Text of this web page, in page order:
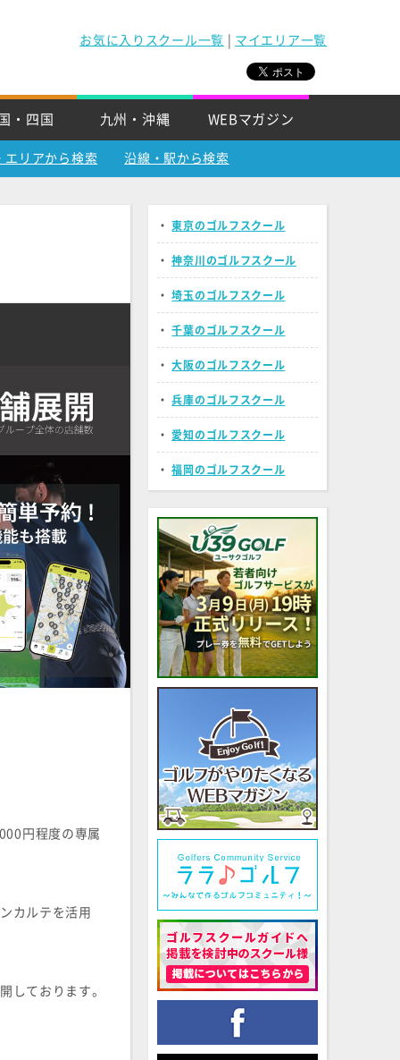
お気に入りスクール一覧 マイエリア一覧
・四国 九州・沖縄 WEBマガジン
エリアから検索 沿線・駅から検索
円程度の専属
カルテを活用
しております。
・東京のゴルフスクール
・神奈川のゴルフスクール
・埼玉のゴルフスクール
・千葉のゴルフスクール
・大阪のゴルフスクール
・兵庫のゴルフスクール
・愛知のゴルフスクール
・福岡のゴルフスクール